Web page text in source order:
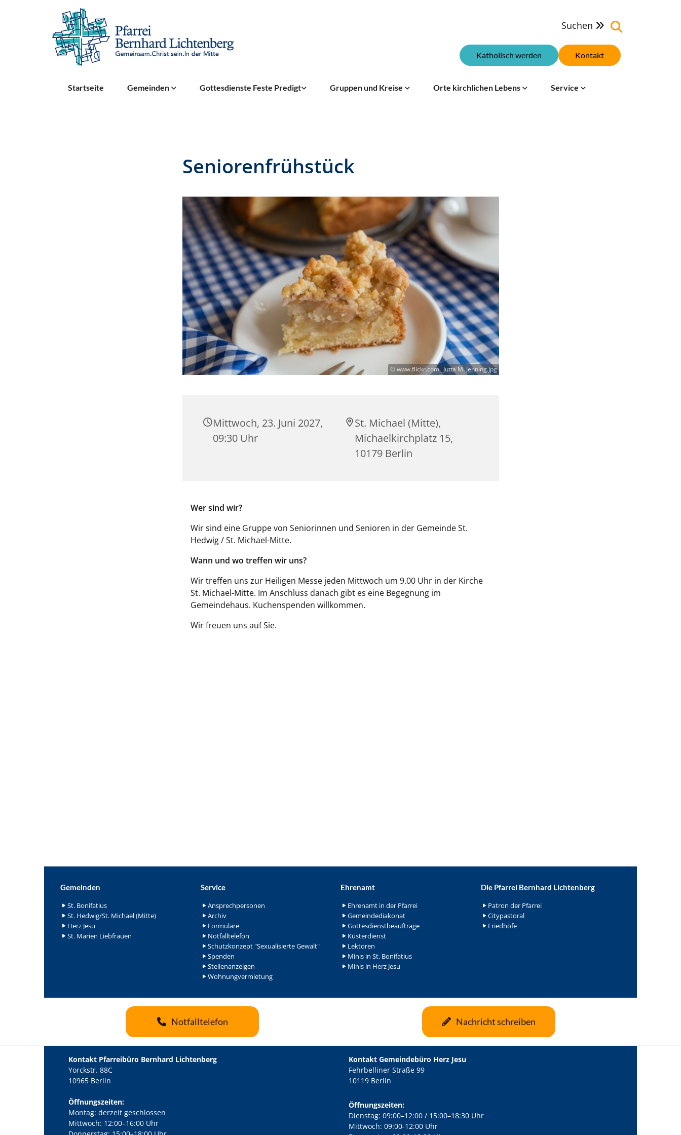
Suchen 
Kontakt
Katholisch werden
Startseite Gemeinden Gottesdienste Feste Predigt Gruppen und Kreise Orte kirchlichen Lebens Service
Seniorenfrühstück
© www.flickr.com_ Jutta M. Jenning.jpg
Mittwoch, 23. Juni 2027,
09:30 Uhr
St. Michael (Mitte),
Michaelkirchplatz 15,
10179 Berlin
Wer sind wir?
Wir sind eine Gruppe von Seniorinnen und Senioren in der Gemeinde St.
Hedwig / St. Michael-Mitte.
Wann und wo treffen wir uns?
Wir treffen uns zur Heiligen Messe jeden Mittwoch um 9.00 Uhr in der Kirche
St. Michael-Mitte. Im Anschluss danach gibt es eine Begegnung im
Gemeindehaus. Kuchenspenden willkommen.
Wir freuen uns auf Sie.
Gemeinden
St. Bonifatius
St. Hedwig/St. Michael (Mitte)
Herz Jesu
St. Marien Liebfrauen
Service
Ansprechpersonen
Archiv
Formulare
Notfalltelefon
Schutzkonzept "Sexualisierte Gewalt"
Spenden
Stellenanzeigen
Wohnungvermietung
Ehrenamt
Ehrenamt in der Pfarrei
Gemeindediakonat
Gottesdienstbeauftrage
Küsterdienst
Lektoren
Minis in St. Bonifatius
Minis in Herz Jesu
Die Pfarrei Bernhard Lichtenberg
Patron der Pfarrei
Citypastoral
Friedhöfe
Notfalltelefon Nachricht schreiben
Kontakt Pfarreibüro Bernhard Lichtenberg
Yorckstr. 88C
10965 Berlin
Öffnungszeiten:
Montag: derzeit geschlossen
Mittwoch: 12:00–16:00 Uhr
Kontakt Gemeindebüro Herz Jesu
Fehrbelliner Straße 99
10119 Berlin
Öffnungszeiten:
Dienstag: 09:00–12:00 / 15:00–18:30 Uhr
Mittwoch: 09:00-12:00 Uhr